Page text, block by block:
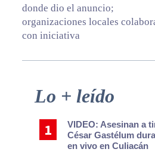
donde dio el anuncio;
organizaciones locales
con iniciativa
Primary
Lo + leído
VIDEO: Asesinan a
César Gastélum
en vivo en Culiacán